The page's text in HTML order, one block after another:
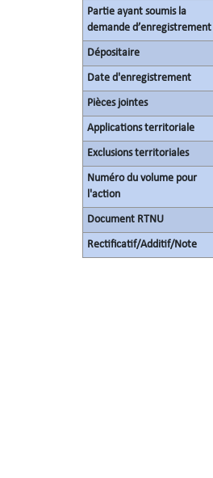
Partie ayant soumis la
demande d’enregistrement
Dépositaire
Date d'enregistrement
Pièces jointes
Applications territoriale
Exclusions territoriales
Numéro du volume pour
l'action
Document RTNU
Rectificatif/Additif/Note